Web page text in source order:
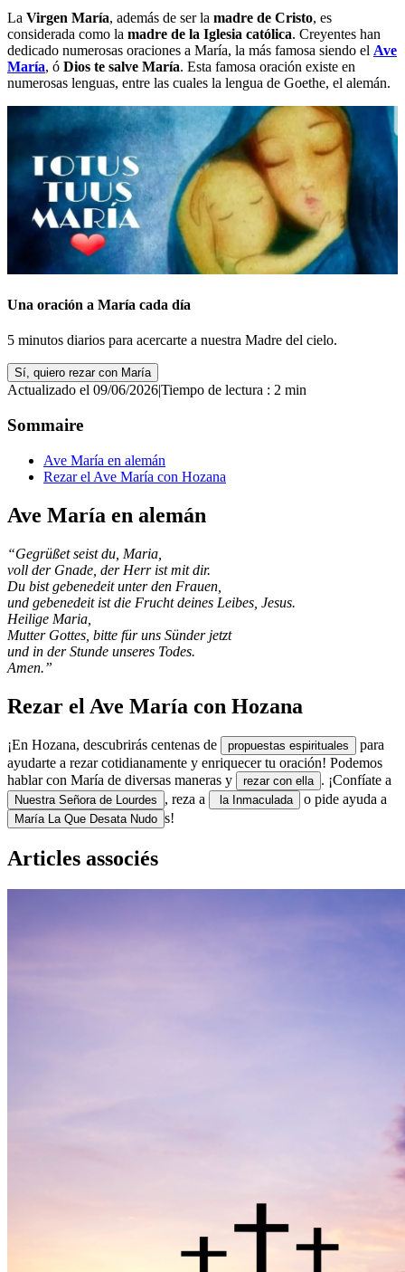
La Virgen María, además de ser la madre de Cristo, es
considerada como la madre de la Iglesia católica. Creyentes han
dedicado numerosas oraciones a María, la más famosa siendo el Ave
María, ó Dios te salve María. Esta famosa oración existe en
numerosas lenguas, entre las cuales la lengua de Goethe, el alemán.
Una oración a María cada día
5 minutos diarios para acercarte a nuestra Madre del cielo.
Sí, quiero rezar con María
Actualizado el 09/06/2026|Tiempo de lectura : 2 min
Sommaire
Ave María en alemán
Rezar el Ave María con Hozana
Ave María en alemán
“Gegrüßet seist du, Maria,
voll der Gnade, der Herr ist mit dir.
Du bist gebenedeit unter den Frauen,
und gebenedeit ist die Frucht deines Leibes, Jesus.
Heilige Maria,
Mutter Gottes, bitte für uns Sünder jetzt
und in der Stunde unseres Todes.
Amen.”
Rezar el Ave María con Hozana
¡En Hozana, descubrirás centenas de propuestas espirituales
para
ayudarte a rezar cotidianamente y enriquecer tu oración! Podemos
hablar con María de diversas maneras y
rezar con ella . ¡Confíate a
Nuestra Señora de Lourdes , reza a la Inmaculada o pide ayuda a
María La Que Desata Nudo s!
Articles associés